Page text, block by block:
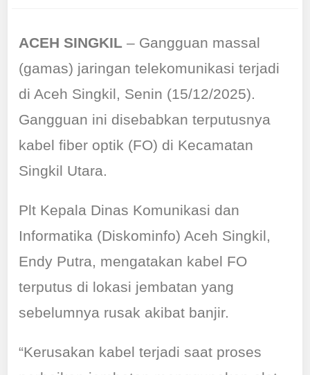
ACEH SINGKIL – Gangguan massal
(gamas) jaringan telekomunikasi terjadi
di Aceh Singkil, Senin (15/12/2025).
Gangguan ini disebabkan terputusnya
kabel fiber optik (FO) di Kecamatan
Singkil Utara.
Plt Kepala Dinas Komunikasi dan
Informatika (Diskominfo) Aceh Singkil,
Endy Putra, mengatakan kabel FO
terputus di lokasi jembatan yang
sebelumnya rusak akibat banjir.
“Kerusakan kabel terjadi saat proses